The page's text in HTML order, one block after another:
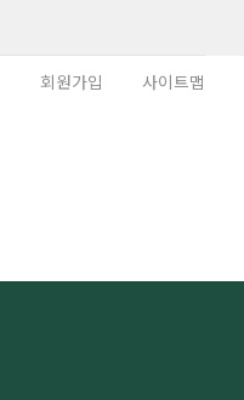
회원가입 사이트맵